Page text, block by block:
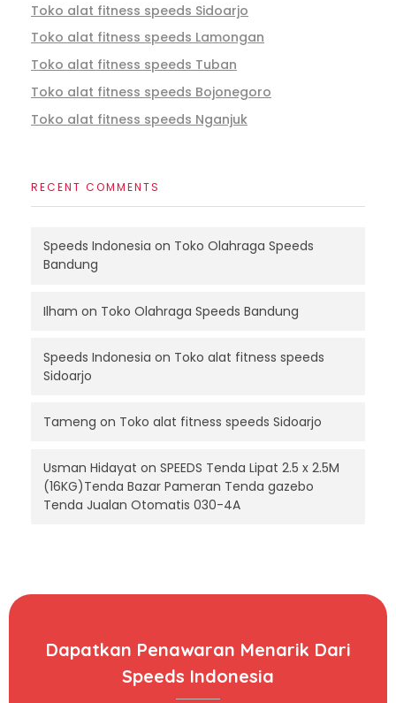
Toko alat fitness speeds Sidoarjo
Toko alat fitness speeds Lamongan
Toko alat fitness speeds Tuban
Toko alat fitness speeds Bojonegoro
Toko alat fitness speeds Nganjuk
RECENT COMMENTS
Speeds Indonesia on Toko Olahraga Speeds
Bandung
Ilham on Toko Olahraga Speeds Bandung
Speeds Indonesia on Toko alat fitness speeds
Sidoarjo
Tameng on Toko alat fitness speeds Sidoarjo
Usman Hidayat on SPEEDS Tenda Lipat 2.5 x 2.5M
(16KG)Tenda Bazar Pameran Tenda gazebo
Tenda Jualan Otomatis 030-4A
Dapatkan Penawaran Menarik Dari
Speeds Indonesia